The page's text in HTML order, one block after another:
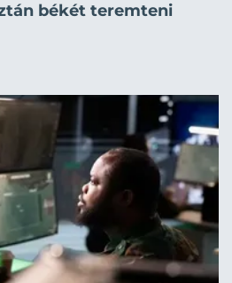
békét teremteni